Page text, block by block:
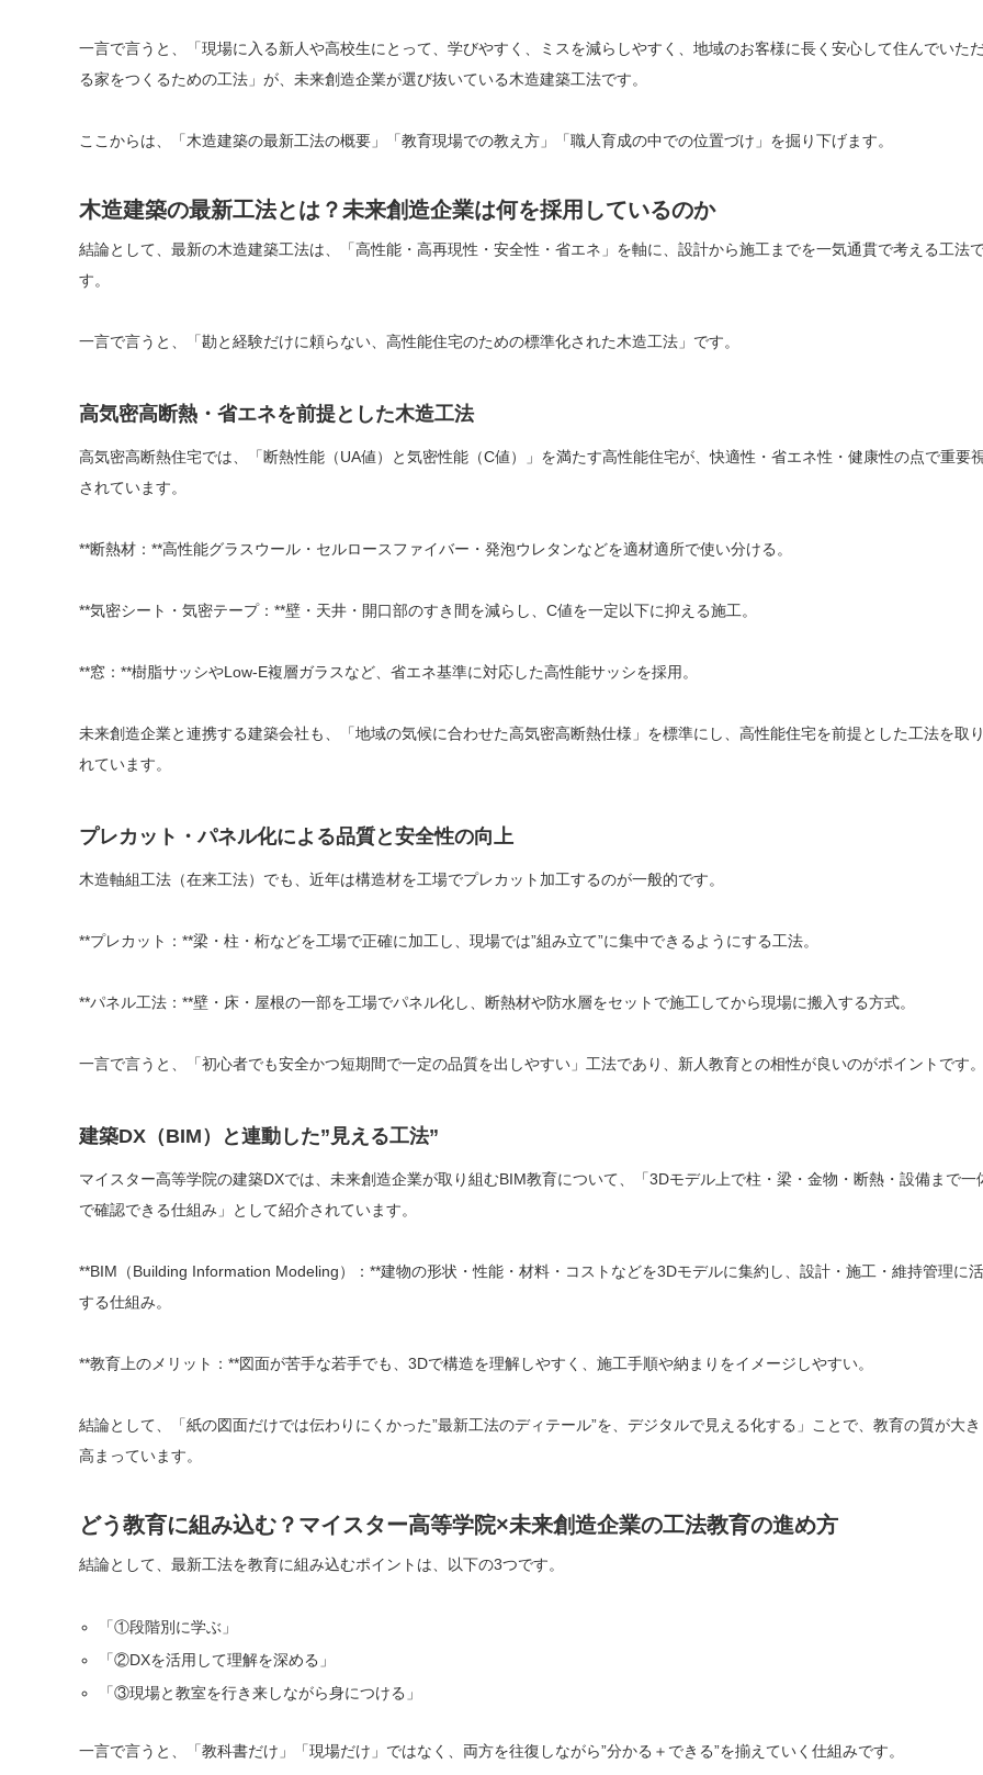
一言で言うと、「現場に入る新人や高校生にとって、学びやすく、ミスを減らしやすく、地域のお客様に長く安心して住んでいた
る家をつくるための工法」が、未来創造企業が選び抜いている木造建築工法です。
ここからは、「木造建築の最新工法の概要」「教育現場での教え方」「職人育成の中での位置づけ」を掘り下げます。
木造建築の最新工法とは？未来創造企業は何を採用しているのか
結論として、最新の木造建築工法は、「高性能・高再現性・安全性・省エネ」を軸に、設計から施工までを一気通貫で考える工法
す。
一言で言うと、「勘と経験だけに頼らない、高性能住宅のための標準化された木造工法」です。
高気密高断熱・省エネを前提とした木造工法
高気密高断熱住宅では、「断熱性能（UA値）と気密性能（C値）」を満たす高性能住宅が、快適性・省エネ性・健康性の点で重要
されています。
**断熱材：**高性能グラスウール・セルロースファイバー・発泡ウレタンなどを適材適所で使い分ける。
**気密シート・気密テープ：**壁・天井・開口部のすき間を減らし、C値を一定以下に抑える施工。
**窓：**樹脂サッシやLow-E複層ガラスなど、省エネ基準に対応した高性能サッシを採用。
未来創造企業と連携する建築会社も、「地域の気候に合わせた高気密高断熱仕様」を標準にし、高性能住宅を前提とした工法を取
れています。
プレカット・パネル化による品質と安全性の向上
木造軸組工法（在来工法）でも、近年は構造材を工場でプレカット加工するのが一般的です。
**プレカット：**梁・柱・桁などを工場で正確に加工し、現場では”組み立て”に集中できるようにする工法。
**パネル工法：**壁・床・屋根の一部を工場でパネル化し、断熱材や防水層をセットで施工してから現場に搬入する方式。
一言で言うと、「初心者でも安全かつ短期間で一定の品質を出しやすい」工法であり、新人教育との相性が良いのがポイントです
建築DX（BIM）と連動した”見える工法”
マイスター高等学院の建築DXでは、未来創造企業が取り組むBIM教育について、「3Dモデル上で柱・梁・金物・断熱・設備まで一
で確認できる仕組み」として紹介されています。
**BIM（Building Information Modeling）：**建物の形状・性能・材料・コストなどを3Dモデルに集約し、設計・施工・維持管理に
する仕組み。
**教育上のメリット：**図面が苦手な若手でも、3Dで構造を理解しやすく、施工手順や納まりをイメージしやすい。
結論として、「紙の図面だけでは伝わりにくかった”最新工法のディテール”を、デジタルで見える化する」ことで、教育の質が大
高まっています。
どう教育に組み込む？マイスター高等学院×未来創造企業の工法教育の進め方
結論として、最新工法を教育に組み込むポイントは、以下の3つです。
「①段階別に学ぶ」
「②DXを活用して理解を深める」
「③現場と教室を行き来しながら身につける」
一言で言うと、「教科書だけ」「現場だけ」ではなく、両方を往復しながら”分かる＋できる”を揃えていく仕組みです。